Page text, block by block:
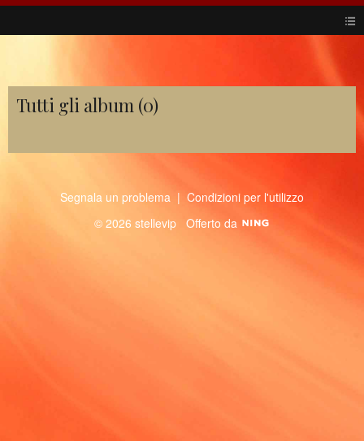
Tutti gli album (0)
Segnala un problema | Condizioni per l'utilizzo
© 2026 stellevip Offerto da